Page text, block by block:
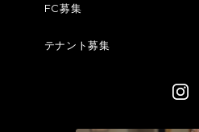
FC募集
テナント募集